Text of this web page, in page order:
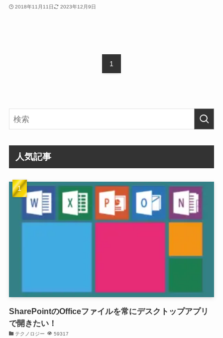
2018年11月11日 2023年12月9日
1
人気記事
SharePointのOfficeファイルを常にデスクトップアプリ
で開きたい！
テクノロジー 59317